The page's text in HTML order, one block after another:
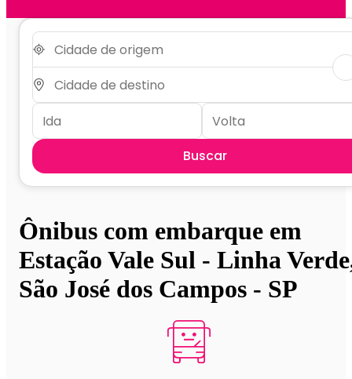
Buscar
Ônibus com embarque em
Estação Vale Sul - Linha
São José dos Campos - SP